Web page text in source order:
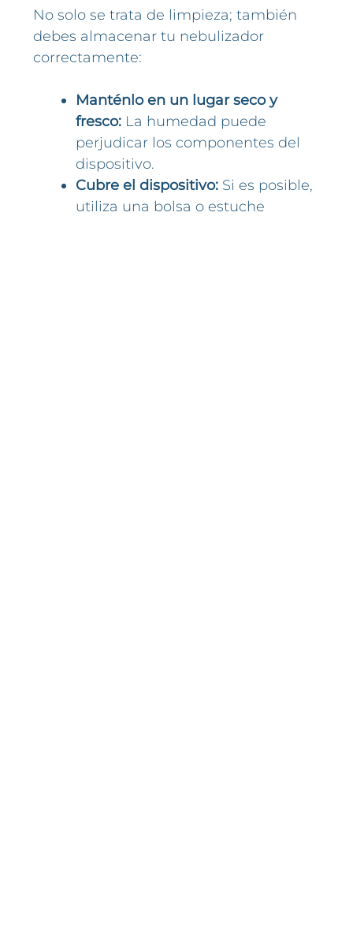
No solo se trata de limpieza; también
debes almacenar tu nebulizador
correctamente:
Manténlo en un lugar seco y
fresco: La humedad puede
perjudicar los componentes del
dispositivo.
Cubre el dispositivo: Si es posible,
utiliza una bolsa o estuche